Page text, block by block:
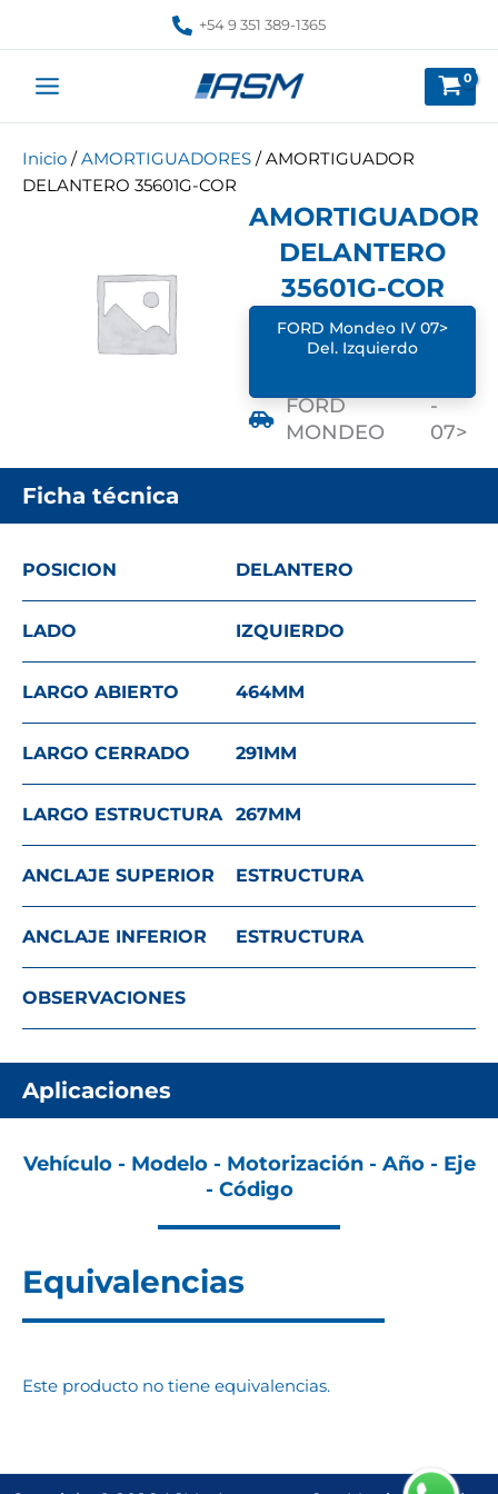
+54 9 351 389-1365
Inicio /AMORTIGUADORES / AMORTIGUADOR
DELANTERO 35601G-COR
AMORTIGUADOR
DELANTERO
35601G-COR
FORD Mondeo IV 07>
Del. Izquierdo
FORD
MONDEO
-
07>
Ficha técnica
POSICION DELANTERO
LADO IZQUIERDO
LARGO ABIERTO 464MM
LARGO CERRADO 291MM
LARGO ESTRUCTURA 267MM
ANCLAJE SUPERIOR ESTRUCTURA
ANCLAJE INFERIOR ESTRUCTURA
OBSERVACIONES
Aplicaciones
Vehículo - Modelo - Motorización - Año - Eje
- Código
Equivalencias
Este producto no tiene equivalencias.